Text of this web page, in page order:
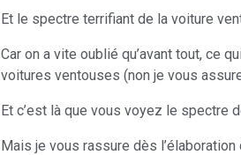
Et le spectre terrifiant de la voiture
Car on a vite oublié qu’avant tout, ce
voitures ventouses (non je vous
Et c’est là que vous voyez le spectre
Mais je vous rassure dès